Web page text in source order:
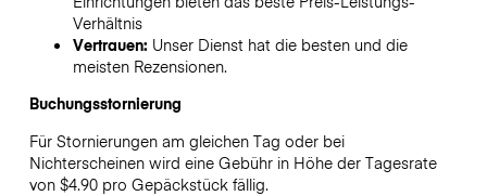
Verhältnis
Vertrauen: Unser Dienst hat die besten und die
meisten Rezensionen.
Buchungsstornierung
Für Stornierungen am gleichen Tag oder bei
Nichterscheinen wird eine Gebühr in Höhe der Tagesrate
von $4.90 pro Gepäckstück fällig.